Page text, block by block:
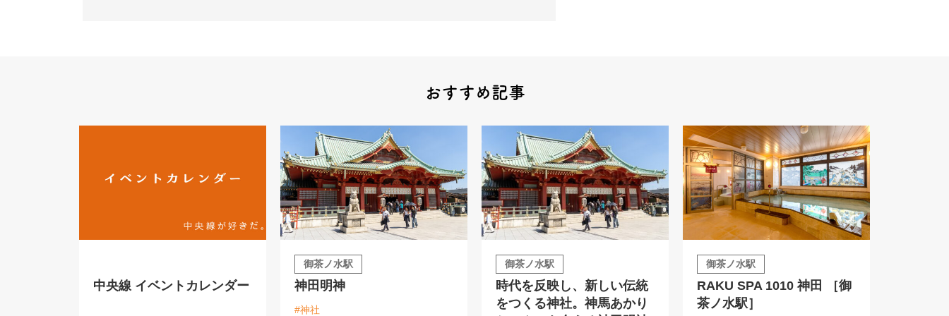
おすすめ記事
中央線 イベントカレンダー
御茶ノ水駅
神田明神
#神社
御茶ノ水駅
時代を反映し、新しい伝統
をつくる神社。神馬あかり
御茶ノ水駅
RAKU SPA 1010 神田 ［御
茶ノ水駅］